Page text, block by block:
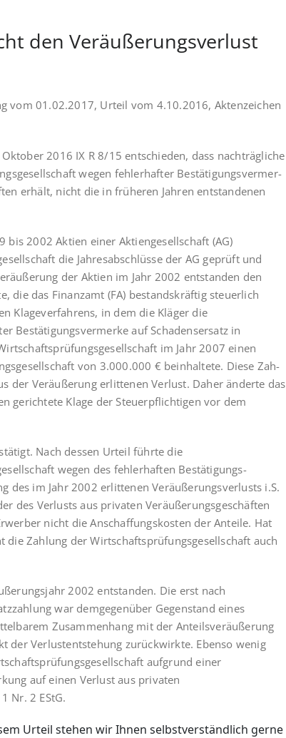
den Veräußerungsverlust
vom 01.02.2017, Urteil vom 4.10.2016, Aktenzeichen
2016 IX R 8/15 ent­schie­den, dass nachträgliche
wegen fehlerhafter Bestätigungs­ver­mer­
erhält, nicht die in früheren Jahren entstandenen
2002 Aktien einer Aktiengesellschaft (AG)
die Jahresabschlüsse der AG geprüft und
der Aktien im Jahr 2002 entstanden den
die das Finanzamt (FA) bestandskräftig steuerlich
Klageverfahrens, in dem die Kläger die
Bestä­ti­gungs­vermerke auf Schadensersatz in
im Jahr 2007 einen
von 3.000.000 € beinhaltete. Diese Zah­
der Ver­äuße­rung erlittenen Verlust. Daher änderte das
gerichtete Klage der Steuer­pflichtigen vor dem
Nach dessen Urteil führte die
wegen des fehlerhaften Bestätigungs­
im Jahr 2002 erlittenen Veräußerungsverlusts i.S.
des Verlusts aus privaten Veräußerungsgeschäften
nicht die Anschaffungskosten der Anteile. Hat
Zahlung der Wirtschaftsprüfungsgesellschaft auch
2002 entstanden. Die erst nach
war demgegenüber Gegen­stand eines
Zusammenhang mit der Anteilsveräußerung
der Verlustentstehung zurückwirkte. Ebenso wenig
aufgrund einer
auf einen Verlust aus privaten
Nr. 2 EStG.
Urteil stehen wir Ihnen selbstverständlich gerne